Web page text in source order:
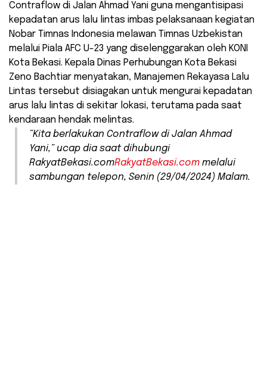
Contraflow di Jalan Ahmad Yani guna mengantisipasi
kepadatan arus lalu lintas imbas pelaksanaan kegiatan
Nobar Timnas Indonesia melawan Timnas Uzbekistan
melalui Piala AFC U-23 yang diselenggarakan oleh KONI
Kota Bekasi. Kepala Dinas Perhubungan Kota Bekasi
Zeno Bachtiar menyatakan, Manajemen Rekayasa Lalu
Lintas tersebut disiagakan untuk mengurai kepadatan
arus lalu lintas di sekitar lokasi, terutama pada saat
kendaraan hendak melintas.
“Kita berlakukan Contraflow di Jalan Ahmad
Yani,” ucap dia saat dihubungi
RakyatBekasi.comRakyatBekasi.com melalui
sambungan telepon, Senin (29/04/2024) Malam.